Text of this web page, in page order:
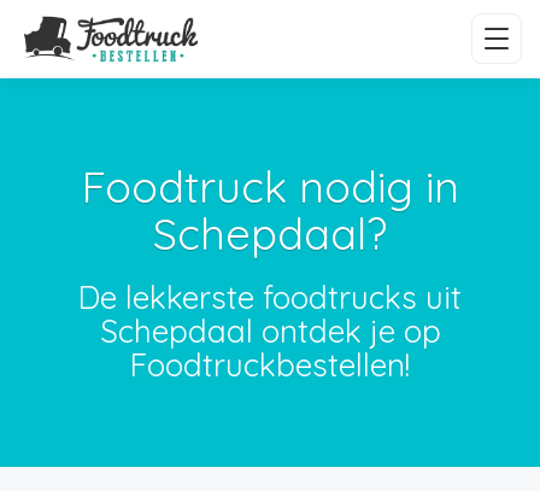
Foodtruck nodig in
Schepdaal?
De lekkerste foodtrucks uit
Schepdaal ontdek je op
Foodtruckbestellen!